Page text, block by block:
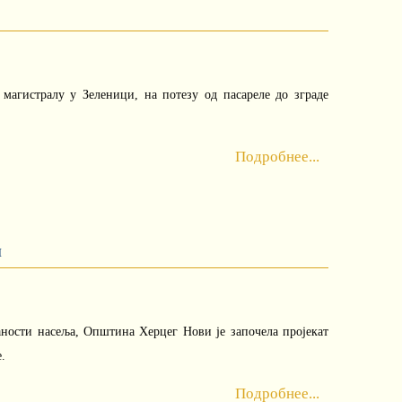
у Зеленици, на потезу од пасареле до зграде
Подробнее...
насеља, Општина Херцег Нови је започела пројекат
Подробнее...